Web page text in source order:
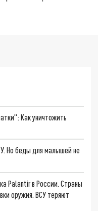
Как уничтожить
Но беды для малышей не
Palantir в России. Страны
оружия. ВСУ теряют